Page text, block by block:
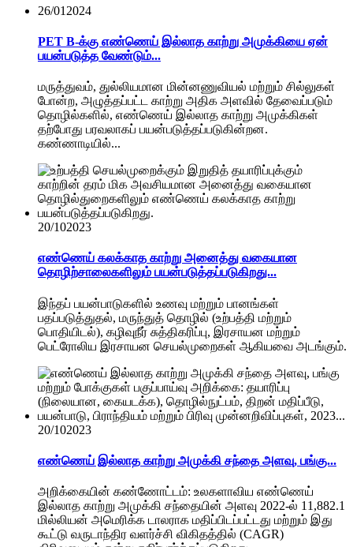
26/01 2024
PET B-க்கு எண்ணெய் இல்லாத காற்று அமுக்கியை ஏன்
பயன்படுத்த வேண்டும்...
மருத்துவம், துல்லியமான மின்னணுவியல் மற்றும் சில்லுகள்
போன்ற, அழுத்தப்பட்ட காற்று அதிக அளவில் தேவைப்படும்
தொழில்களில், எண்ணெய் இல்லாத காற்று அமுக்கிகள்
தற்போது பரவலாகப் பயன்படுத்தப்படுகின்றன.
கண்ணாடியில்...
20/102023
எண்ணெய் கலக்காத காற்று அனைத்து வகையான
தொழிற்சாலைகளிலும் பயன்படுத்தப்படுகிறது...
இந்தப் பயன்பாடுகளில் உணவு மற்றும் பானங்கள்
பதப்படுத்துதல், மருந்துத் தொழில் (உற்பத்தி மற்றும்
பொதியிடல்), கழிவுநீர் சுத்திகரிப்பு, இரசாயன மற்றும்
பெட்ரோலிய இரசாயன செயல்முறைகள் ஆகியவை அடங்கும்.
20/102023
எண்ணெய் இல்லாத காற்று அமுக்கி சந்தை அளவு, பங்கு...
அறிக்கையின் கண்ணோட்டம்: உலகளாவிய எண்ணெய்
இல்லாத காற்று அமுக்கி சந்தையின் அளவு 2022-ல் 11,882.1
மில்லியன் அமெரிக்க டாலராக மதிப்பிடப்பட்டது மற்றும் இது
கூட்டு வருடாந்திர வளர்ச்சி விகிதத்தில் (CAGR)